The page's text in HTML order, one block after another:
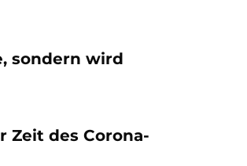
sondern wird
Zeit des Corona-